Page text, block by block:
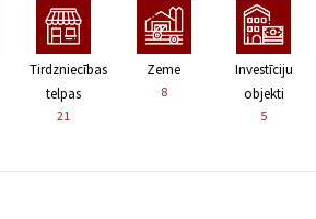
Tirdzniecības
telpas
21
Zeme
8
Investīciju
objekti
5